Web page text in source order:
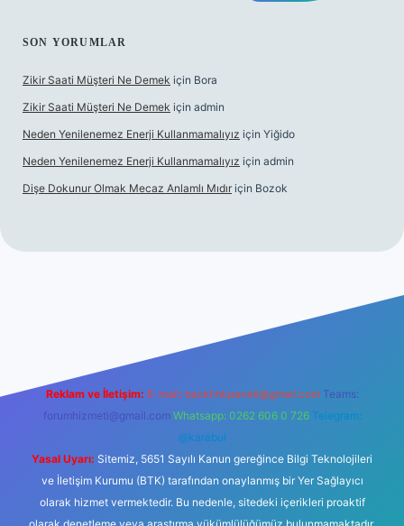
SON YORUMLAR
Zikir Saati Müşteri Ne Demek için Bora
Zikir Saati Müşteri Ne Demek için admin
Neden Yenilenemez Enerji Kullanmamalıyız için Yiğido
Neden Yenilenemez Enerji Kullanmamalıyız için admin
Dişe Dokunur Olmak Mecaz Anlamlı Mıdır için Bozok
Reklam ve İletişim: E-mail: backlinkpaneli@gmail.com Teams:
forumhizmeti@gmail.com Whatsapp: 0262 606 0 726 Telegram:
@karabul
Yasal Uyarı: Sitemiz, 5651 Sayılı Kanun gereğince Bilgi Teknolojileri
ve İletişim Kurumu (BTK) tarafından onaylanmış bir Yer Sağlayıcı
olarak hizmet vermektedir. Bu nedenle, sitedeki içerikleri proaktif